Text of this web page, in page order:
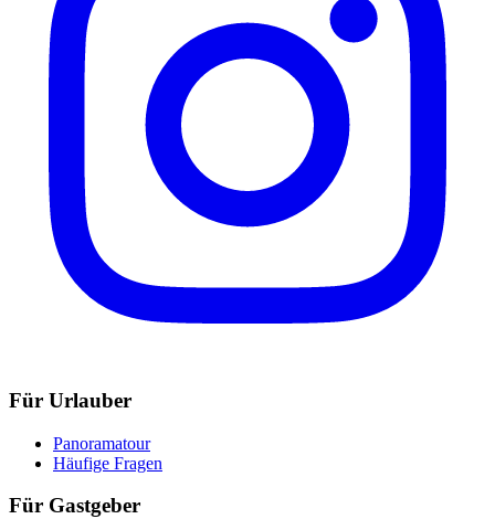
Für Urlauber
Panoramatour
Häufige Fragen
Für Gastgeber